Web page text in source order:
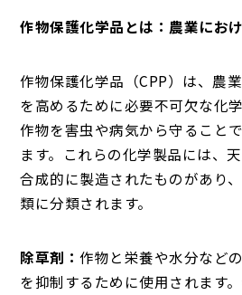
作物保護化学品とは：農業にお
作物保護化学品（CPP）は、農
を高めるために必要不可欠な化学
作物を害虫や病気から守ること
ます。これらの化学製品には、
合成的に製造されたものがあり
類に分類されます。
除草剤：作物と栄養や水分など
を抑制するために使用されます